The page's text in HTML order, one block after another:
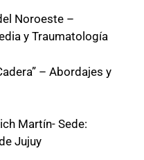
Noroeste –
y Traumatología
– Abordajes y
Martín- Sede:
Jujuy